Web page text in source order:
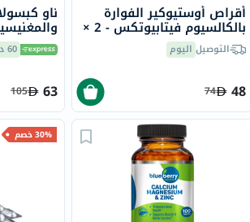
أقراص أوستيوكير الفوارة
بالكالسيوم فيتابيوتكس - 2 ×
20 قرصالتوصيل اليوم
48
74
ناو
والزنك
120 هلامية 60 دقيقة
63
105
30% خصم